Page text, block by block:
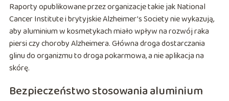
Raporty opublikowane przez organizacje takie jak National
Cancer Institute i brytyjskie Alzheimer’s Society nie wykazują,
aby aluminium w kosmetykach miało wpływ na rozwój raka
piersi czy choroby Alzheimera. Główna droga dostarczania
glinu do organizmu to droga pokarmowa, a nie aplikacja na
skórę.
Bezpieczeństwo stosowania aluminium